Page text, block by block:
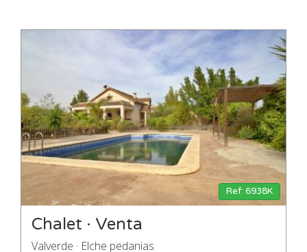
Ref: 6938K
Chalet · Venta
Valverde · Elche pedanias